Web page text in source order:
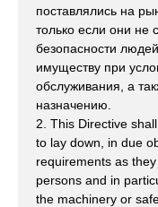
поставлялись на
только если они не
безопасности
имуществу при
обслуживания, а
назначению.
2. This Directive
to lay down, in due
requirements as
persons and in
the machinery or